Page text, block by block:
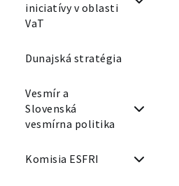
iniciatívy v oblasti
VaT
Dunajská stratégia
Vesmír a
Slovenská
vesmírna politika
Komisia ESFRI